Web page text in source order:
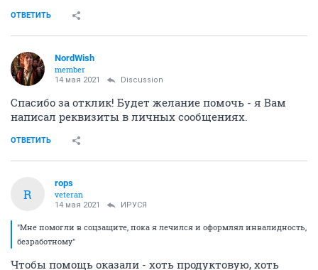
ОТВЕТИТЬ
NordWish
member
14 мая 2021 Discussion
Спасибо за отклик! Будет желание помочь - я Вам
написал реквизиты в личных сообщениях.
ОТВЕТИТЬ
R
rops
veteran
14 мая 2021 ИРУСЯ
"Мне помогли в соцзащите, пока я лечился и оформлял инвалидность,
безработному"
Чтобы помощь оказали - хоть продуктовую, хоть